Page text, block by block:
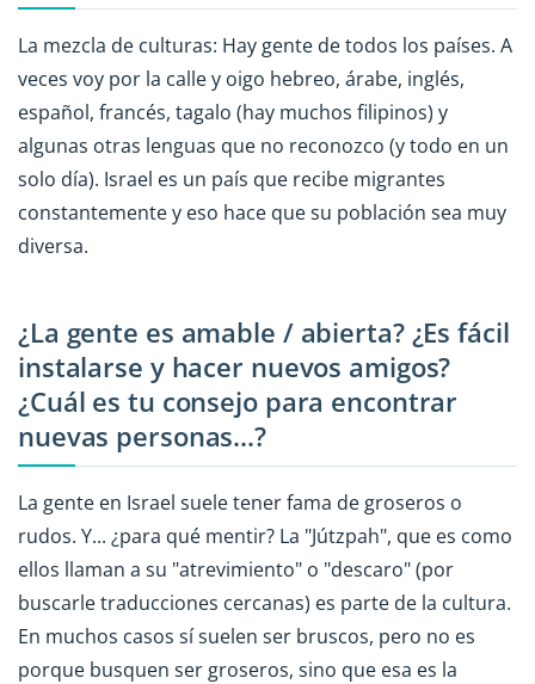
La mezcla de culturas: Hay gente de todos los países. A
veces voy por la calle y oigo hebreo, árabe, inglés,
español, francés, tagalo (hay muchos filipinos) y
algunas otras lenguas que no reconozco (y todo en un
solo día). Israel es un país que recibe migrantes
constantemente y eso hace que su población sea muy
diversa.
¿La gente es amable / abierta? ¿Es fácil
instalarse y hacer nuevos amigos?
¿Cuál es tu consejo para encontrar
nuevas personas...?
La gente en Israel suele tener fama de groseros o
rudos. Y... ¿para qué mentir? La "Jútzpah", que es como
ellos llaman a su "atrevimiento" o "descaro" (por
buscarle traducciones cercanas) es parte de la cultura.
En muchos casos sí suelen ser bruscos, pero no es
porque busquen ser groseros, sino que esa es la